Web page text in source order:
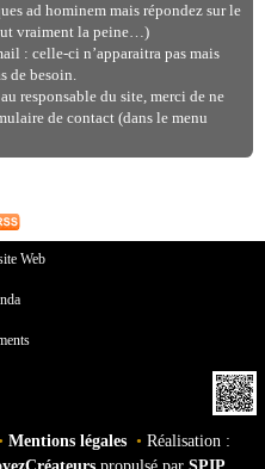
ad hominem mais répondez sur le
vraiment la peine…)
: celle-ci n’apparaitra pas mais
de besoin.
responsable du site, merci de ne
de contact (dans le menu
Web
Mentions légales • Réalisation :